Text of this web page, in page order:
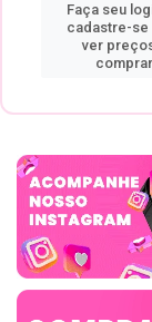
Faça seu
cadastre-se
ver
comprar